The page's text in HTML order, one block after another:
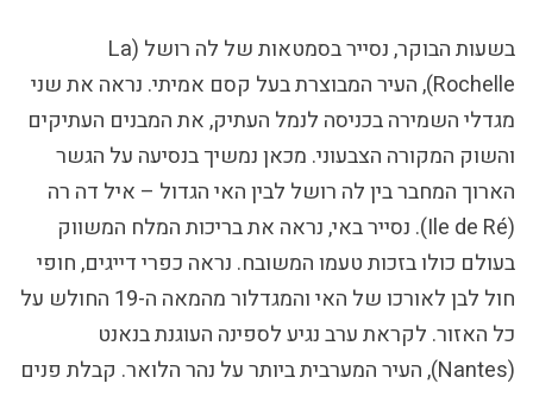
בשעות הבוקר, נסייר בסמטאות של לה רושל (La
Rochelle), העיר המבוצרת בעל קסם אמיתי. נראה את שני
מגדלי השמירה בכניסה לנמל העתיק, את המבנים העתיקים
והשוק המקורה הצבעוני. מכאן נמשיך בנסיעה על הגשר
הארוך המחבר בין לה רושל לבין האי הגדול – איל דה רה
(Ile de Ré). נסייר באי, נראה את בריכות המלח המשווק
בעולם כולו בזכות טעמו המשובח. נראה כפרי דייגים, חופי
חול לבן לאורכו של האי והמגדלור מהמאה ה-19 החולש על
כל האזור. לקראת ערב נגיע לספינה העוגנת בנאנט
(Nantes), העיר המערבית ביותר על נהר הלואר. קבלת פנים